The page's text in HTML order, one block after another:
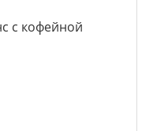
с кофейной